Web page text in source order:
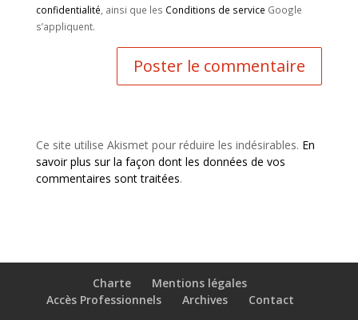
confidentialité , ainsi que les Conditions de service Google
s’appliquent.
Ce site utilise Akismet pour réduire les indésirables. En
savoir plus sur la façon dont les données de vos
commentaires sont traitées.
Charte
Mentions légales
Accès Professionnels
Archives Contact